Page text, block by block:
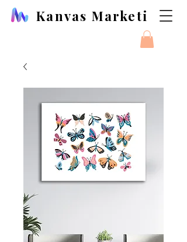
Kanvas Marketi